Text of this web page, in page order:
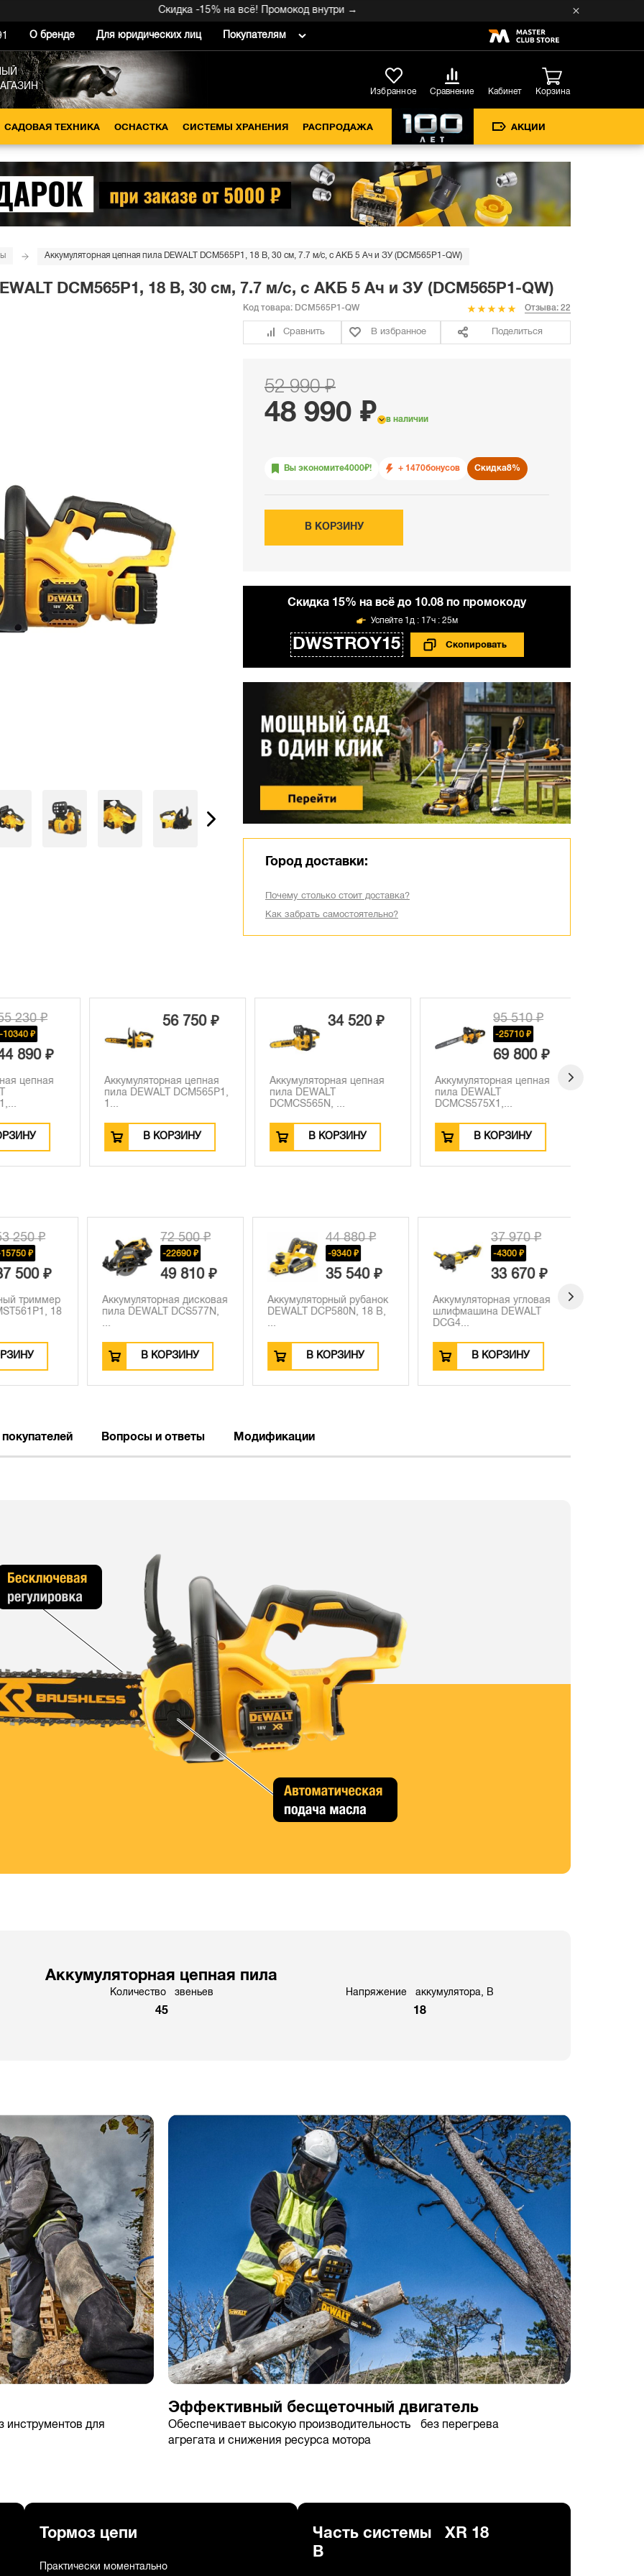
Скидка -15% на всё! Промокод внутри →
О бренде Для юридических лиц Покупателям
Избранное Сравнение Кабинет Корзина
САДОВАЯ ТЕХНИКА ОСНАСТКА СИСТЕМЫ ХРАНЕНИЯ РАСПРОДАЖА АКЦИИ
Аккумуляторная цепная пила DEWALT DCM565P1, 18 В, 30 см, 7.7 м/с, с АКБ 5 Ач и ЗУ (DCM565P1-QW)
DCM565P1, 18 В, 30 см, 7.7 м/с, с АКБ 5 Ач и ЗУ (DCM565P1-QW)
Код товара: DCM565P1-QW Отзыва: 22
Сравнить В избранное Поделиться
52 990 ₽
48 990 ₽ в наличии
Вы экономите4000₽! + 1470бонусов Скидка8%
В КОРЗИНУ
Cкидка 15% на всё до 10.08 по промокоду
DWSTROY15
1д : 17ч : 25м
Город доставки:
Почему столько стоит доставка?
Как забрать самостоятельно?
230 ₽
₽
890 ₽
цепная
56 750 ₽
Аккумуляторная цепная
пила DEWALT DCM565P1,
1...
В КОРЗИНУ
34 520 ₽
Аккумуляторная цепная
пила DEWALT
DCMCS565N, ...
В КОРЗИНУ
95 510 ₽
-25710 ₽
69 800 ₽
Аккумуляторная цепная
пила DEWALT
DCMCS575X1,...
В КОРЗИНУ
250 ₽
₽
500 ₽
триммер
18
72 500 ₽
-22690 ₽
49 810 ₽
Аккумуляторная дисковая
пила DEWALT DCS577N,
...
В КОРЗИНУ
44 880 ₽
-9340 ₽
35 540 ₽
Аккумуляторный рубанок
DEWALT DCP580N, 18 В,
...
В КОРЗИНУ
37 970 ₽
-4300 ₽
33 670 ₽
Аккумуляторная угловая
шлифмашина DEWALT
DCG4...
В КОРЗИНУ
Вопросы и ответы Модификации
Аккумуляторная цепная пила
Количество звеньев
45
Напряжение аккумулятора, В
18
инструментов для
Эффективный бесщеточный двигатель
Обеспечивает высокую производительность без перегрева
агрегата и снижения ресурса мотора
Тормоз цепи
Практически моментально
Часть системы XR 18
В